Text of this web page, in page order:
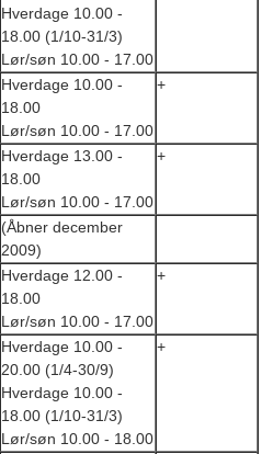
Hverdage 10.00 -
18.00 (1/10-31/3)
Lør/søn 10.00 - 17.00
Hverdage 10.00 -
18.00
Lør/søn 10.00 - 17.00
+
Hverdage 13.00 -
18.00
Lør/søn 10.00 - 17.00
+
(Åbner december
2009)
Hverdage 12.00 -
18.00
Lør/søn 10.00 - 17.00
+
Hverdage 10.00 -
20.00 (1/4-30/9)
Hverdage 10.00 -
18.00 (1/10-31/3)
Lør/søn 10.00 - 18.00
+